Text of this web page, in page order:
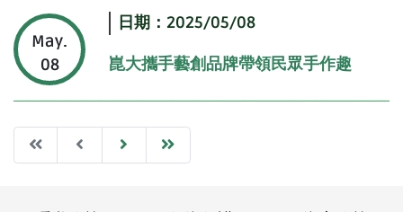
May.
08
日期：2025/05/08
崑大攜手藝創品牌帶領民眾手作趣
Frist PreviousNext Last